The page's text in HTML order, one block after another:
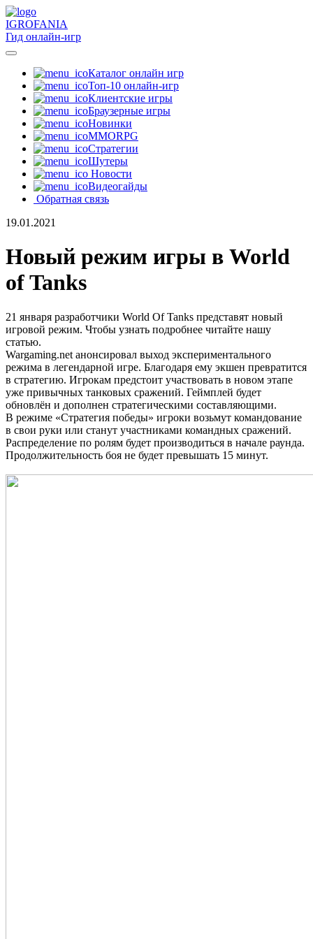
IGROFANIA
Гид онлайн-игр
Каталог онлайн игр
Топ-10 онлайн-игр
Клиентские игры
Браузерные игры
Новинки
MMORPG
Стратегии
Шутеры
Новости
Видеогайды
Обратная связь
19.01.2021
Новый режим игры в World
of Tanks
21 января разработчики World Of Tanks представят новый
игровой режим. Чтобы узнать подробнее читайте нашу
статью.
Wargaming.net анонсировал выход экспериментального
режима в легендарной игре. Благодаря ему экшен превратится
в стратегию. Игрокам предстоит участвовать в новом этапе
уже привычных танковых сражений. Геймплей будет
обновлён и дополнен стратегическими составляющими.
В режиме «Стратегия победы» игроки возьмут командование
в свои руки или станут участниками командных сражений.
Распределение по ролям будет производиться в начале раунда.
Продолжительность боя не будет превышать 15 минут.